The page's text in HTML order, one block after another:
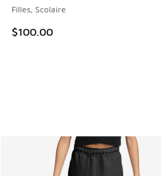
Filles, Scolaire
$100.00